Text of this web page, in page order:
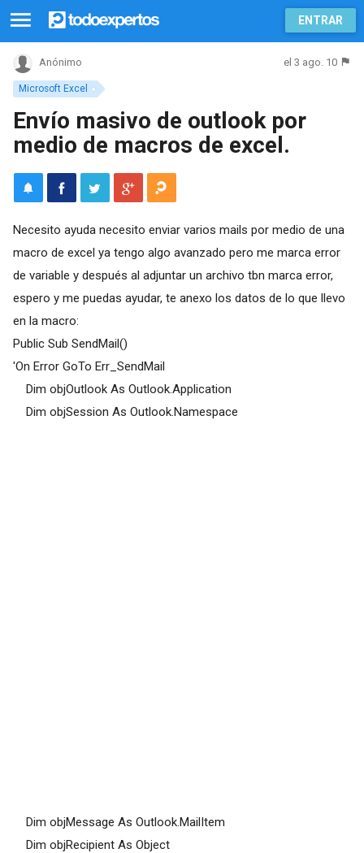
ENTRAR
Microsoft Excel
Anónimo el 3 ago. 10
Envío masivo de outlook por
medio de macros de excel.
Necesito ayuda necesito enviar varios mails por medio de una
macro de excel ya tengo algo avanzado pero me marca error
de variable y después al adjuntar un archivo tbn marca error,
espero y me puedas ayudar, te anexo los datos de lo que llevo
en la macro:
Public Sub SendMail()
'On Error GoTo Err_SendMail
Dim objOutlook As Outlook.Application
Dim objSession As Outlook.Namespace
Dim objMessage As Outlook.MailItem
Dim objRecipient As Object